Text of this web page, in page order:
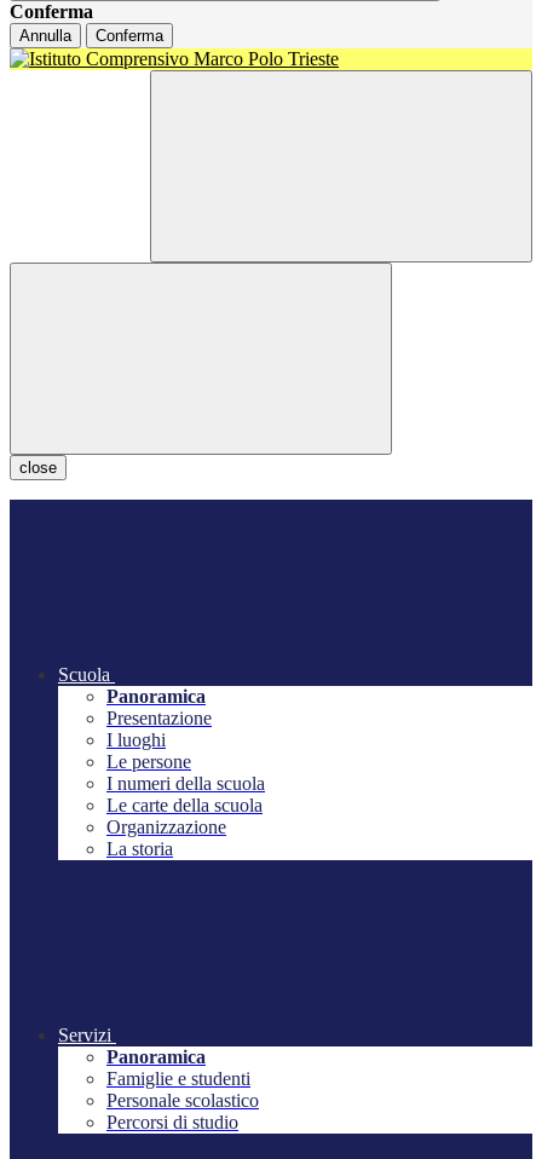
Conferma
Annulla Conferma
close
Scuola
Panoramica
Presentazione
I luoghi
Le persone
I numeri della scuola
Le carte della scuola
Organizzazione
La storia
Servizi
Panoramica
Famiglie e studenti
Personale scolastico
Percorsi di studio